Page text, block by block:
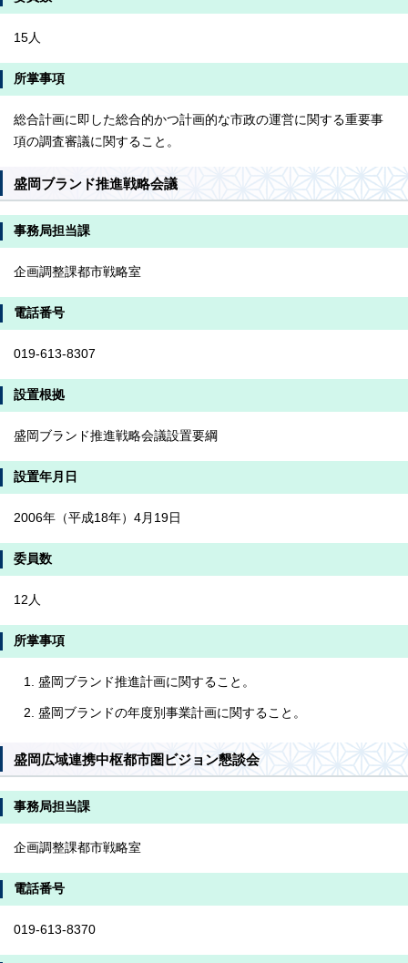
15人
所掌事項
総合計画に即した総合的かつ計画的な市政の運営に関する重要事
項の調査審議に関すること。
盛岡ブランド推進戦略会議
事務局担当課
企画調整課都市戦略室
電話番号
019-613-8307
設置根拠
盛岡ブランド推進戦略会議設置要綱
設置年月日
2006年（平成18年）4月19日
委員数
12人
所掌事項
盛岡ブランド推進計画に関すること。
盛岡ブランドの年度別事業計画に関すること。
盛岡広域連携中枢都市圏ビジョン懇談会
事務局担当課
企画調整課都市戦略室
電話番号
019-613-8370